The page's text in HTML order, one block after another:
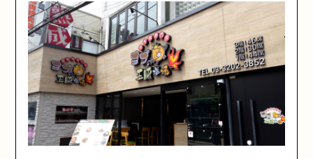
5. 伝統的なサンチュで包んで楽しむ
6. セットや付け合わせと楽しむ
【まずはこれ！】ヨプの王豚塩焼 新大久保
本店の必食メニュー
熟成サムギョプサル：とろける肉汁と旨味を
堪能できる
ナッコプセ：海鮮の旨味とホルモンのコクを
楽しめる
カンジャンセウビビンパ：新大久保で今話題
の韓国グルメ